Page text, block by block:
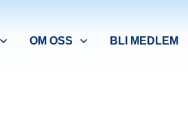
OM OSS BLI MEDLEM